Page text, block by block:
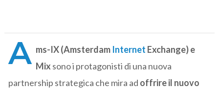
A ms-IX (Amsterdam Internet Exchange) e
Mixsono i protagonisti di una nuova
partnership strategica che mira ad offrire il nuovo